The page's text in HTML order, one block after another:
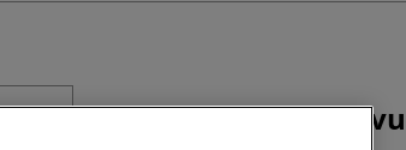
Plaques de